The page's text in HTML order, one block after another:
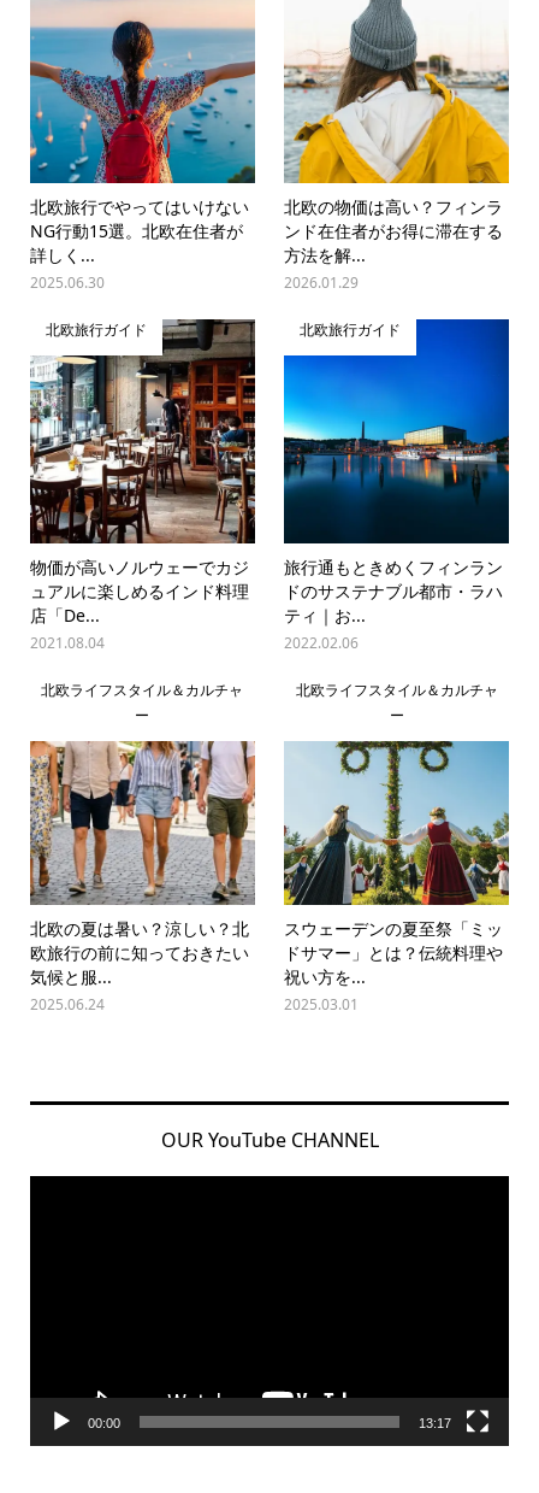
北欧旅行でやってはいけない
NG行動15選。北欧在住者が
詳しく...
2025.06.30
北欧の物価は高い？フィンラ
ンド在住者がお得に滞在する
方法を解...
2026.01.29
北欧旅行ガイド
物価が高いノルウェーでカジ
ュアルに楽しめるインド料理
店「De...
2021.08.04
北欧旅行ガイド
旅行通もときめくフィンラン
ドのサステナブル都市・ラハ
ティ｜お...
2022.02.06
北欧ライフスタイル＆カルチャ
ー
北欧の夏は暑い？涼しい？北
欧旅行の前に知っておきたい
気候と服...
2025.06.24
北欧ライフスタイル＆カルチャ
ー
スウェーデンの夏至祭「ミッ
ドサマー」とは？伝統料理や
祝い方を...
2025.03.01
OUR YouTube CHANNEL
00:00 13:17